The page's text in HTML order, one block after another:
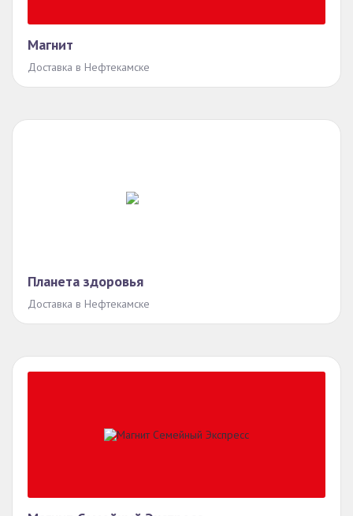
Магнит
Доставка в Нефтекамске
Планета здоровья
Доставка в Нефтекамске